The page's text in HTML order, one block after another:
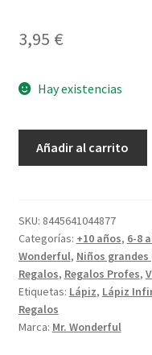
3,95 €
Hay existencias
Añadir al carrito
SKU: 8445641044877
Categorías: +10 años, 6-8
Wonderful, Niños
Regalos, Regalos Profes,
Etiquetas: Lápiz, Lápiz
Regalos
Marca: Mr. Wonderful